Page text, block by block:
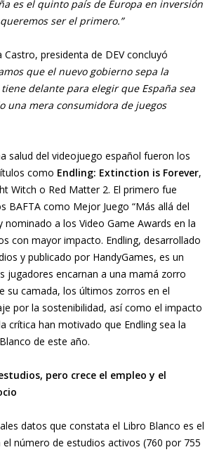
es el quinto país de Europa en inversión
ser el primero.”
Castro, presidenta de DEV concluyó
que el nuevo gobierno sepa la
delante para elegir que España sea
una mera consumidora de juegos
salud del videojuego español fueron los
como Endling: Extinction is Forever,
Witch o Red Matter 2. El primero fue
BAFTA como Mejor Juego “Más allá del
nominado a los Video Game Awards en la
con mayor impacto. Endling, desarrollado
y publicado por HandyGames, es un
jugadores encarnan a una mamá zorro
su camada, los últimos zorros en el
por la sostenibilidad, así como el impacto
crítica han motivado que Endling sea la
de este año.
pero crece el empleo y el
datos que constata el Libro Blanco es el
número de estudios activos (760 por 755